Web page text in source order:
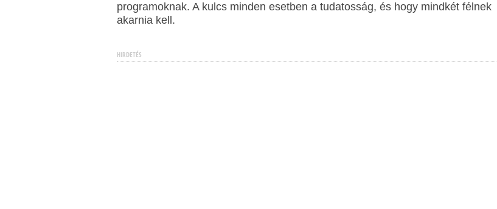
programoknak. A kulcs minden esetben a tudatosság, és hogy mindkét félnek
akarnia kell.
HIRDETÉS